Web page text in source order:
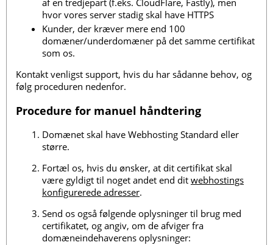
af en tredjepart (f.eks. CloudFlare, Fastly), men
hvor vores server stadig skal have HTTPS
Kunder, der kræver mere end 100
domæner/underdomæner på det samme certifikat
som os.
Kontakt venligst support, hvis du har sådanne behov, og
følg proceduren nedenfor.
Procedure for manuel håndtering
Domænet skal have Webhosting Standard eller
større.
Fortæl os, hvis du ønsker, at dit certifikat skal
være gyldigt til noget andet end dit webhostings
konfigurerede adresser.
Send os også følgende oplysninger til brug med
certifikatet, og angiv, om de afviger fra
domæneindehaverens oplysninger: